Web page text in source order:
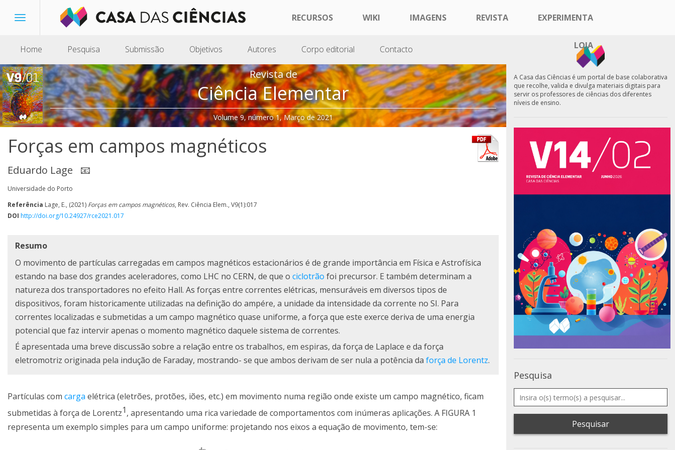
Toggle
RECURSOS WIKI IMAGENS REVISTA EXPERIMENTA
LOJA
Home Pesquisa Submissão Objetivos Autores Corpo editorial Contacto
Revista de
Ciência Elementar
Volume 9, número 1, Março de 2021
Forças em campos magnéticos
Eduardo Lage 📧
Universidade do Porto
Referência Lage, E., (2021) Forças em campos magnéticos, Rev. Ciência Elem., V9(1):017
DOI http://doi.org/10.24927/rce2021.017
Resumo
O movimento de partículas carregadas em campos magnéticos estacionários é de grande importância em Física e Astrofísica
estando na base dos grandes aceleradores, como LHC no CERN, de que o ciclotrão foi precursor. E também determinam a
natureza dos transportadores no efeito Hall. As forças entre correntes elétricas, mensuráveis em diversos tipos de
dispositivos, foram historicamente utilizadas na definição do ampére, a unidade da intensidade da corrente no SI. Para
correntes localizadas e submetidas a um campo magnético quase uniforme, a força que este exerce deriva de uma energia
potencial que faz intervir apenas o momento magnético daquele sistema de correntes.
É apresentada uma breve discussão sobre a relação entre os trabalhos, em espiras, da força de Laplace e da força
eletromotriz originada pela indução de Faraday, mostrando- se que ambos derivam de ser nula a potência da força de Lorentz.
Partículas com carga elétrica (eletrões, protões, iões, etc.) em movimento numa região onde existe um campo magnético, ficam
submetidas à força de Lorentz1, apresentando uma rica variedade de comportamentos com inúmeras aplicações. A FIGURA 1
representa um exemplo simples para um campo uniforme: projetando nos eixos a equação de movimento, tem-se:
A Casa das Ciências é um portal de base colaborativa
que recolhe, valida e divulga materiais digitais para
servir os professores de ciências dos diferentes
níveis de ensino.
Pesquisa
Pesquisar